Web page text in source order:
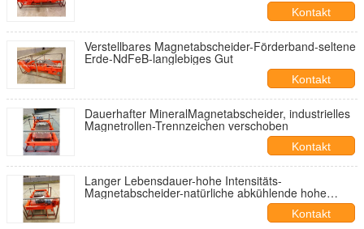
Kontakt
Verstellbares Magnetabscheider-Förderband-seltene
Erde-NdFeB-langlebiges Gut
Kontakt
Dauerhafter MineralMagnetabscheider, industrielles
Magnetrollen-Trennzeichen verschoben
Kontakt
Langer Lebensdauer-hohe Intensitäts-
Magnetabscheider-natürliche abkühlende hohe
Kontakt